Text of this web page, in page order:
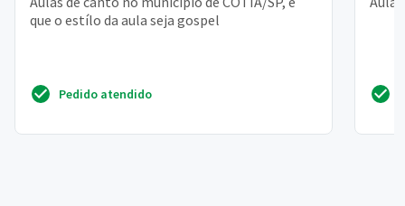
que o estílo da aula seja gospel
Pedido atendido